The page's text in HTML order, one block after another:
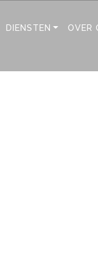
DIENSTEN OVER